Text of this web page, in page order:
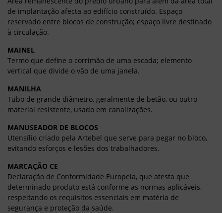
de implantação afecta ao edifício construído. Espaço
reservado entre blocos de construção; espaço livre destinado
à circulação.
MAINEL
Termo que define o corrimão de uma escada; elemento
vertical que divide o vão de uma janela.
MANILHA
Tubo de grande diâmetro, geralmente de betão, ou outro
material resistente, usado em canalizações.
MANUSEADOR DE BLOCOS
Utensílio criado pela Artebel que serve para pegar no bloco,
evitando esforços e lesões dos trabalhadores.
MARCAÇÃO CE
Declaração de Conformidade Europeia, que atesta que
determinado produto está conforme as normas aplicáveis,
respeitando os requisitos essenciais em matéria de
segurança e proteção da saúde.